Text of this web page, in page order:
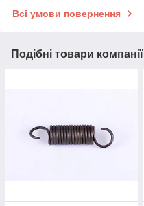
Всі умови повернення
Подібні товари компанії